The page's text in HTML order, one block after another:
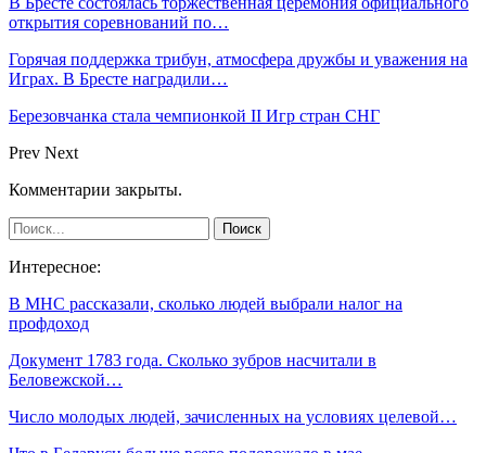
открытия соревнований по…
Горячая поддержка трибун, атмосфера дружбы и уважения на
Играх. В Бресте наградили…
Березовчанка стала чемпионкой II Игр стран СНГ
Prev Next
Комментарии закрыты.
Интересное:
В МНС рассказали, сколько людей выбрали налог на
профдоход
Документ 1783 года. Сколько зубров насчитали в
Беловежской…
Число молодых людей, зачисленных на условиях целевой…